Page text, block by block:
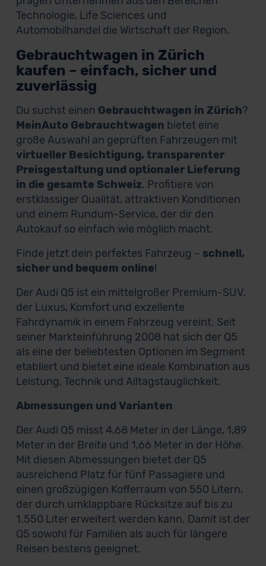
Technologie, Life Sciences und
Automobilhandel die Wirtschaft der Region.
Gebrauchtwagen in Zürich
kaufen – einfach, sicher und
zuverlässig
Du suchst einen Gebrauchtwagen in Zürich?
MeinAuto Gebrauchtwagen bietet eine
große Auswahl an geprüften Fahrzeugen mit
virtueller Besichtigung, transparenter
Preisgestaltung und optionaler Lieferung
in die gesamte Schweiz. Profitiere von
erstklassiger Qualität, attraktiven Konditionen
und einem Rundum-Service, der dir den
Autokauf so einfach wie möglich macht.
Finde jetzt dein perfektes Fahrzeug – schnell,
sicher und bequem online!
Der Audi Q5 ist ein mittelgroßer Premium-SUV,
der Luxus, Komfort und exzellente
Fahrdynamik in einem Fahrzeug vereint. Seit
seiner Markteinführung 2008 hat sich der Q5
als eine der beliebtesten Optionen im Segment
etabliert und bietet eine ideale Kombination aus
Leistung, Technik und Alltagstauglichkeit.
Abmessungen und Varianten
Der Audi Q5 misst 4,68 Meter in der Länge, 1,89
Meter in der Breite und 1,66 Meter in der Höhe.
Mit diesen Abmessungen bietet der Q5
ausreichend Platz für fünf Passagiere und
einen großzügigen Kofferraum von 550 Litern,
der durch umklappbare Rücksitze auf bis zu
1.550 Liter erweitert werden kann. Damit ist der
Q5 sowohl für Familien als auch für längere
Reisen bestens geeignet.